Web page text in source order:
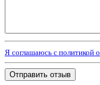
Я соглашаюсь с политикой
Отправить отзыв